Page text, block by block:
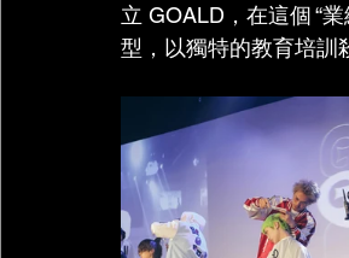
立 GOALD，在這個 “
型，以獨特的教育培訓